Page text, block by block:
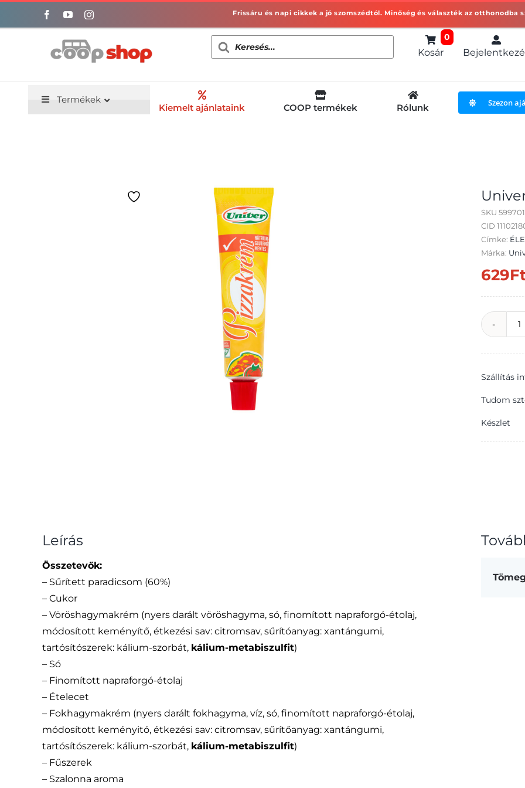
Products
search
Kosár
0
Termékek
Kiemelt ajánlataink COOP termékek Rólunk Szezon
SKU
CID
Címke:
Márka:
629
g
Szállítás
Tudom
Készlet
Leírás
Összetevők:
– Sűrített paradicsom (60%)
– Cukor
– Vöröshagymakrém (nyers darált vöröshagyma, só, finomított napraforgó-étolaj,
módosított keményítő, étkezési sav: citromsav, sűrítóanyag: xantángumi,
tartósítószerek: kálium-szorbát, kálium-metabiszulfit)
– Só
– Finomított napraforgó-étolaj
– Ételecet
– Fokhagymakrém (nyers darált fokhagyma, víz, só, finomított napraforgó-étolaj,
módosított keményitó, étkezési sav: citromsav, sűrítőanyag: xantángumi,
tartósítószerek: kálium-szorbát, kálium-metabiszulfit)
– Fűszerek
– Szalonna aroma
Tömeg